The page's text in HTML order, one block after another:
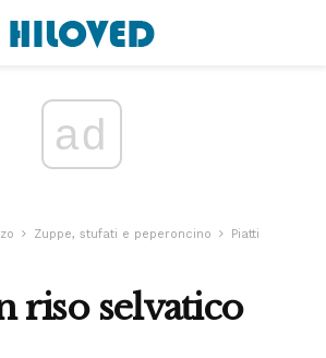
ad
Zuppe, stufati e peperoncino
Piatti
riso selvatico